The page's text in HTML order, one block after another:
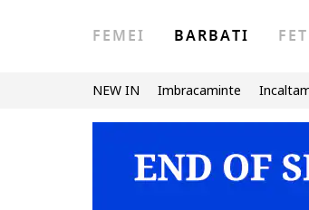
FEMEI BARBATI
NEW IN Imbracaminte